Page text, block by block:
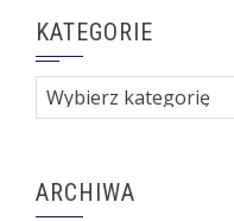
KATEGORIE
Kategorie
ARCHIWA